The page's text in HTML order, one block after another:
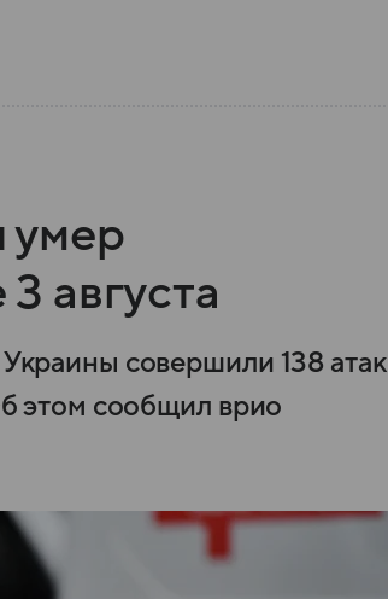
умер
августа
совершили 138 атак
этом сообщил врио